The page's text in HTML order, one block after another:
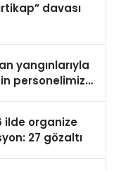
davası
yangınlarıyla
personelimiz
ilde organize
27 gözaltı